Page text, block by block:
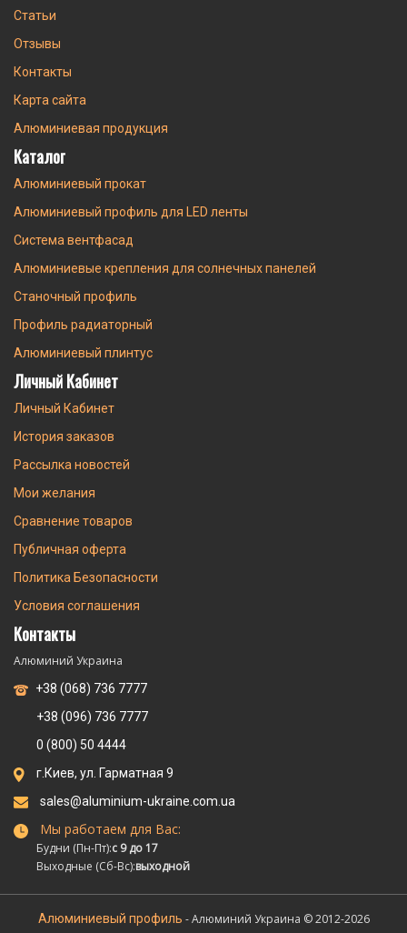
Статьи
Отзывы
Контакты
Карта сайта
Алюминиевая продукция
Каталог
Алюминиевый прокат
Алюминиевый профиль для LED ленты
Система вентфасад
Алюминиевые крепления для солнечных панелей
Станочный профиль
Профиль радиаторный
Алюминиевый плинтус
Личный Кабинет
Личный Кабинет
История заказов
Рассылка новостей
Мои желания
Сравнение товаров
Публичная оферта
Политика Безопасности
Условия соглашения
Контакты
Алюминий Украина
+38 (068) 736 7777
+38 (096) 736 7777
0 (800) 50 4444
г.Киев, ул. Гарматная 9
sales@aluminium-ukraine.com.ua
Мы работаем для Вас:
Будни (Пн-Пт):с 9 до 17
Выходные (Сб-Вс):выходной
Алюминиевый профиль - Алюминий Украина © 2012-2026